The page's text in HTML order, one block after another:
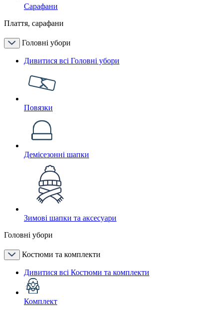
Сарафани
Плаття, сарафани
Головні убори
Дивитися всі Головні убори
Повязки
Демісезонні шапки
Зимові шапки та аксесуари
Головні убори
Костюми та комплекти
Дивитися всі Костюми та комплекти
Комплект